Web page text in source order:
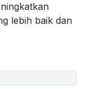
lebih baik dan